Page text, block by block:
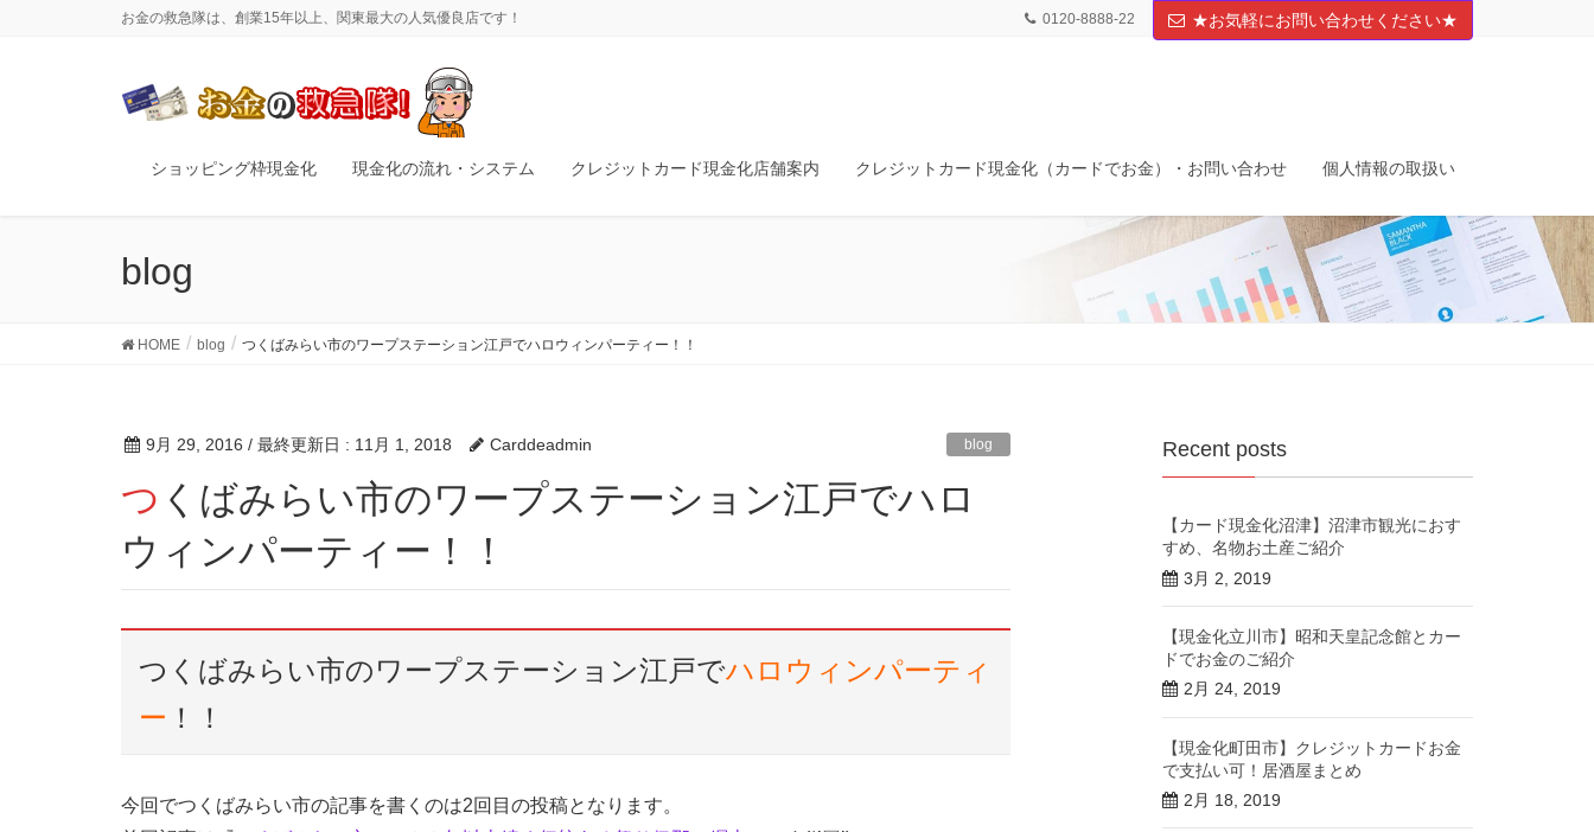
お金の救急隊は、創業15年以上、関東最大の人気優良店です！ 0120-8888-22 ★お気軽にお問い合わせください★
ショッピング枠現金化 現金化の流れ・システム クレジットカード現金化店舗案内 クレジットカード現金化（カードでお金）・お問い合わせ 個人情報の取扱い
blog
HOME blog つくばみらい市のワープステーション江戸でハロウィンパーティー！！
9月 29, 2016 / 最終更新日 : 11月 1, 2018 Carddeadmin blog
つくばみらい市のワープステーション江戸でハロ
ウィンパーティー！！
つくばみらい市のワープステーション江戸でハロウィンパーティ
ー ！！
今回でつくばみらい市の記事を書くのは2回目の投稿となります。
Recent posts
【カード現金化沼津】沼津市観光におす
すめ、名物お土産ご紹介
3月 2, 2019
【現金化立川市】昭和天皇記念館とカー
ドでお金のご紹介
2月 24, 2019
【現金化町田市】クレジットカードお金
で支払い可！居酒屋まとめ
2月 18, 2019